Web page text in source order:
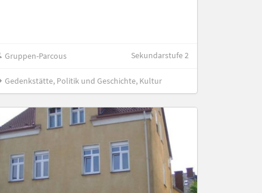
Gruppen-Parcous Sekundarstufe 2
Gedenkstätte, Politik und Geschichte, Kultur